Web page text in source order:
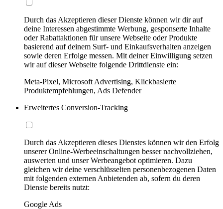
Durch das Akzeptieren dieser Dienste können wir dir auf
deine Interessen abgestimmte Werbung, gesponserte Inhalte
oder Rabattaktionen für unsere Webseite oder Produkte
basierend auf deinem Surf- und Einkaufsverhalten anzeigen
sowie deren Erfolge messen. Mit deiner Einwilligung setzen
wir auf dieser Webseite folgende Drittdienste ein:
Meta-Pixel, Microsoft Advertising, Klickbasierte
Produktempfehlungen, Ads Defender
Erweitertes Conversion-Tracking
Durch das Akzeptieren dieses Dienstes können wir den Erfolg
unserer Online-Werbeeinschaltungen besser nachvollziehen,
auswerten und unser Werbeangebot optimieren. Dazu
gleichen wir deine verschlüsselten personenbezogenen Daten
mit folgenden externen Anbietenden ab, sofern du deren
Dienste bereits nutzt:
Google Ads